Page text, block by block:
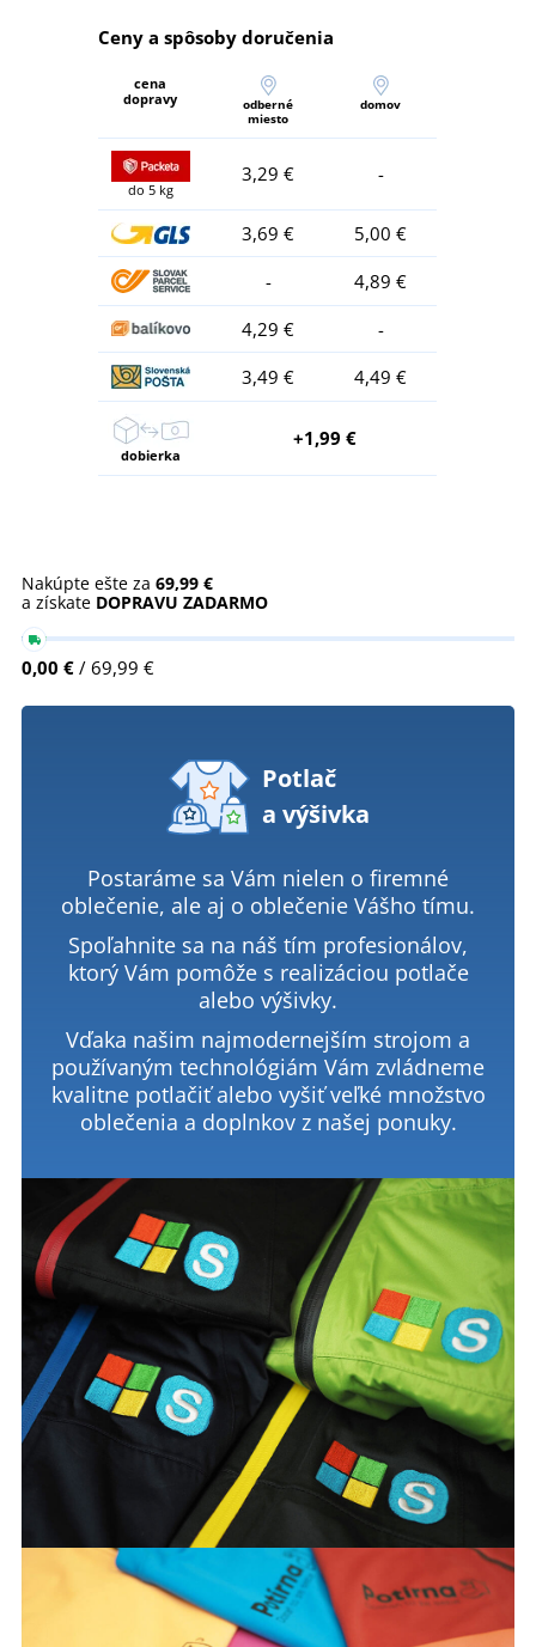
Ceny a spôsoby doručenia
cena
dopravy
odberné
miesto
domov
do 5 kg
3,29 € -
3,69 €
5,00 €
-
4,89 €
4,29 €
-
3,49 €
4,49 €
dobierka
+1,99 €
Nakúpte ešte za 69,99 €
a získate DOPRAVU ZADARMO
0,00 € / 69,99 €
Potlač
a výšivka
Postaráme sa Vám nielen o firemné
oblečenie, ale aj o oblečenie Vášho tímu.
Spoľahnite sa na náš tím profesionálov,
ktorý Vám pomôže s realizáciou potlače
alebo výšivky.
Vďaka našim najmodernejším strojom a
používaným technológiám Vám zvládneme
kvalitne potlačiť alebo vyšiť veľké množstvo
oblečenia a doplnkov z našej ponuky.